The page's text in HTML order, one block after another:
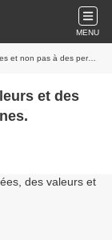
MENU
pas à des personnes.
et des